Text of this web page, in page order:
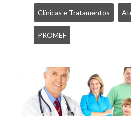
Clínicas e Tratamentos
PROMEF